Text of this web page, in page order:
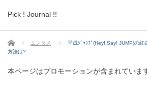
Pick ! Journal !!
ホーム エンタメ
平成ｼﾞｬﾝﾌﾟ(Hey! Say! JUMP)の
方法は?
本ページはプロモーションが含まれていま